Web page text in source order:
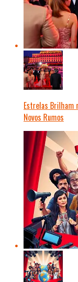
Estrelas Brilham
Novos Rumos